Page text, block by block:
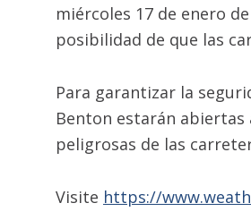
miércoles 17 de enero
posibilidad de que las
Para garantizar la
Benton estarán abiertas
peligrosas de las
Visite https://